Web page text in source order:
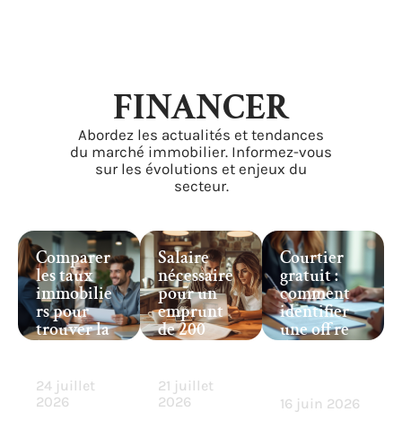
FINANCER
Abordez les actualités et tendances
du marché immobilier. Informez-vous
sur les évolutions et enjeux du
secteur.
Comparer
les taux
immobilie
rs pour
trouver la
banque
24 juillet
2026
Salaire
nécessaire
pour un
emprunt
de 200
000 euros
21 juillet
2026
Courtier
gratuit :
comment
identifier
une offre
de
16 juin 2026